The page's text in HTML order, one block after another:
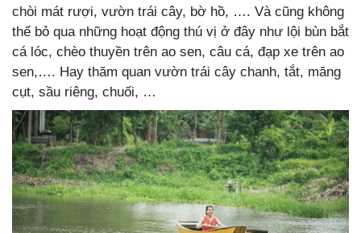
chòi mát rượi, vườn trái cây, bờ hồ, …. Và cũng không
thể bỏ qua những hoạt động thú vị ở đây như lội bùn bắt
cá lóc, chèo thuyền trên ao sen, câu cá, đạp xe trên ao
sen,…. Hay thăm quan vườn trái cây chanh, tắt, măng
cụt, sầu riêng, chuối, …